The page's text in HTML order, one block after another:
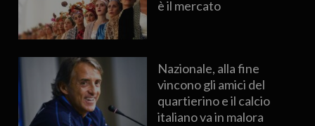
è il mercato
Nazionale, alla fine
vincono gli amici del
quartierino e il calcio
italiano va in malora